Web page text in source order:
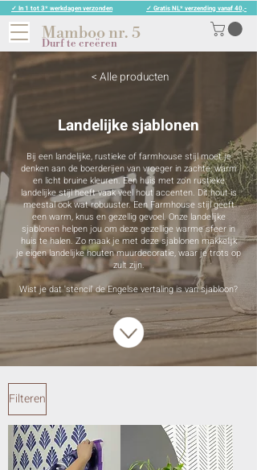
✓ In 1 tot 3* werkdagen verzonden ✓ Gratis NL* verzending vanaf 40,-
Mamboo nr. 5
Durf te creëren
< Alle producten
Landelijke sjablonen
Bij een landelijke, rustieke of farmhouse stijl moet je
denken aan de boerderijen van vroeger in zachte, warm
en licht bruine kleuren. Een huis met zo'n rustieke
landelijke stijl heeft vaak veel hout accenten. Dit hout is
meestal ook wat robuuster. Een Farmhouse stijl geeft
een warm, knus en gezellig gevoel. Onze landelijke
sjablonen helpen jou om deze gezellige warme sfeer in
huis te halen. Zo maak je met deze sjablonen makkelijk
je eigen landelijke houten muurdecoratie, waar je trots op
zult zijn.
Wist je dat 'stencil' de Engelse vertaling is van sjabloon?
Filteren